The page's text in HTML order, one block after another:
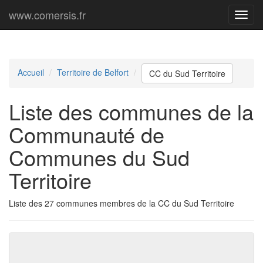
Menu
www.comersis.fr
Accueil Territoire de Belfort CC du Sud Territoire
Liste des communes de la
Communauté de
Communes du Sud
Territoire
Liste des 27 communes membres de la CC du Sud Territoire